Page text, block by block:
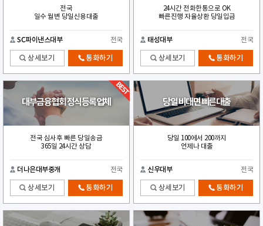
전국
일수 월변 당일신용대출
SC파이낸스대부 전국
상세보기 통화하기
24시간 전화한통으로 OK
빠른진행 자율상환 당일입금
태성대부 전국
상세보기 통화하기
대부금융협회 정식등록업체
전국 심사후 빠른 당일송금
365일 24시간 상담
더나은대부중개 전국
상세보기 통화하기
당일 비대면 빠른대출
당일 100에서 200까지
언제나 대출
신우대부 전국
상세보기 통화하기